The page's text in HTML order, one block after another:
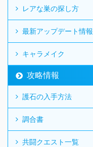
レアな巣の探し方
最新アップデート情報
キャラメイク
攻略情報
護石の入手方法
調合書
共闘クエスト一覧